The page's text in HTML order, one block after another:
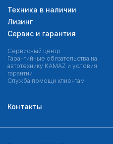
Техника в наличии
Лизинг
Сервис и гарантия
Сервисный центр
Гарантийные обязательства на
автотехнику KAMAZ и условия
гарантии
Служба помощи клиентам
Контакты